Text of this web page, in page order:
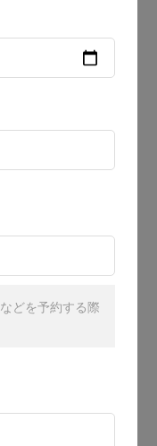
どを予約する際